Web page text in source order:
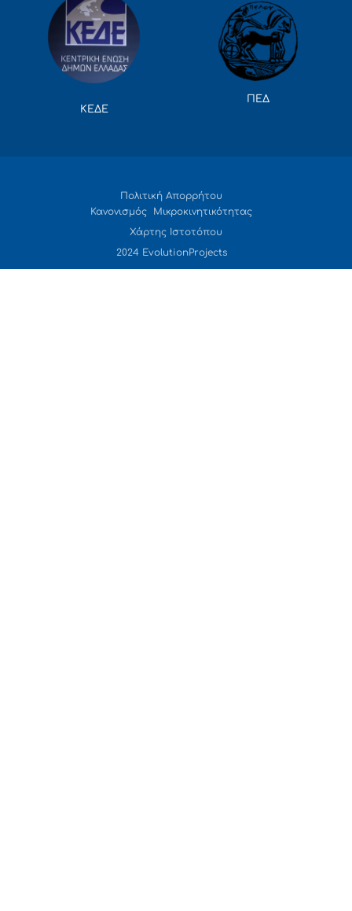
ΚΕΔΕ
ΠΕΔ
Πολιτική Απορρήτου
Κανονισμός Μικροκινητικότητας
Χάρτης Ιστοτόπου
2024 EvolutionProjects